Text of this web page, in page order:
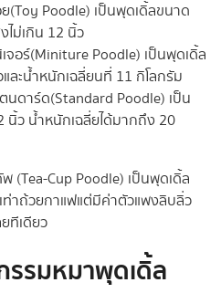
Poodle) เป็นพุดเดิ้ลขนาด
ไม่เกิน 12 นิ้ว
อร์ (Miniture Poodle) เป็นพุดเดิ้ล
ะน้ำหนักเฉลี่ยนที่ 11 กิโลกรัม
ดาร์ด (Standard Poodle) เป็น
ว น้ำหนักเฉลี่ยได้มากถึง 20
Cup Poodle) เป็นพุดเดิ้ล
าถ้วยกาแฟแต่มีค่าตัวแพงลิบลิ่ว
ทีเดียว
รมหมาพุดเดิ้ล